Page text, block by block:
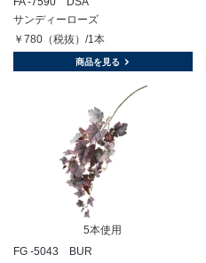
サンディーローズ
￥780（税抜）/1本
商品を見る
5本使用
FG -5043 BUR